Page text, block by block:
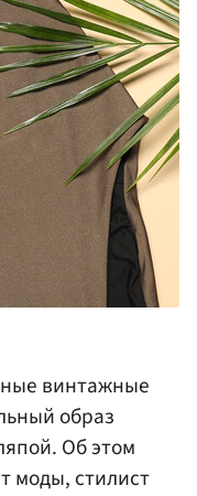
винтажные
образ
Об этом
моды, стилист